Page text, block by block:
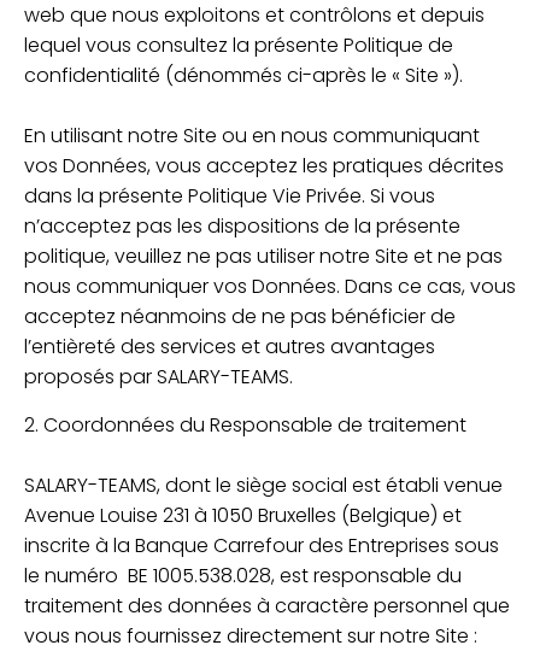
web que nous exploitons et contrôlons et depuis
lequel vous consultez la présente Politique de
confidentialité (dénommés ci-après le « Site »).
En utilisant notre Site ou en nous communiquant
vos Données, vous acceptez les pratiques décrites
dans la présente Politique Vie Privée. Si vous
n’acceptez pas les dispositions de la présente
politique, veuillez ne pas utiliser notre Site et ne pas
nous communiquer vos Données. Dans ce cas, vous
acceptez néanmoins de ne pas bénéficier de
l’entièreté des services et autres avantages
proposés par SALARY-TEAMS.
2. Coordonnées du Responsable de traitement
SALARY-TEAMS, dont le siège social est établi venue
Avenue Louise 231 à 1050 Bruxelles (Belgique) et
inscrite à la Banque Carrefour des Entreprises sous
le numéro BE 1005.538.028, est responsable du
traitement des données à caractère personnel que
vous nous fournissez directement sur notre Site :